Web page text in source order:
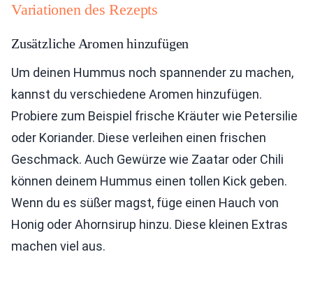
Variationen des Rezepts
Zusätzliche Aromen hinzufügen
Um deinen Hummus noch spannender zu machen,
kannst du verschiedene Aromen hinzufügen.
Probiere zum Beispiel frische Kräuter wie Petersilie
oder Koriander. Diese verleihen einen frischen
Geschmack. Auch Gewürze wie Zaatar oder Chili
können deinem Hummus einen tollen Kick geben.
Wenn du es süßer magst, füge einen Hauch von
Honig oder Ahornsirup hinzu. Diese kleinen Extras
machen viel aus.